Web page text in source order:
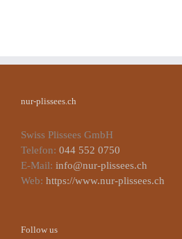
nur-plissees.ch
Swiss Plissees GmbH
Telefon: 044 552 0750
E-Mail: info@nur-plissees.ch
Web: https://www.nur-plissees.ch
Follow us